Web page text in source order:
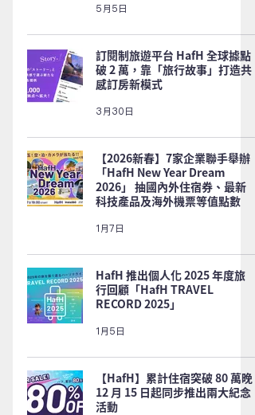
5月5日
訂閱制旅遊平台 HafH 全球據點
破 2 萬，靠「旅行故事」打造共
感訂房新模式
3月30日
【2026新春】7家企業聯手舉辦
「HafH New Year Dream
2026」 抽國內外住宿券、最新
科技產品及海外機票等值點數
1月7日
HafH 推出個人化 2025 年度旅
行回顧「HafH TRAVEL
RECORD 2025」
1月5日
【HafH】累計住宿突破 80 萬晚
12 月 15 日起同步推出兩大紀念
活動